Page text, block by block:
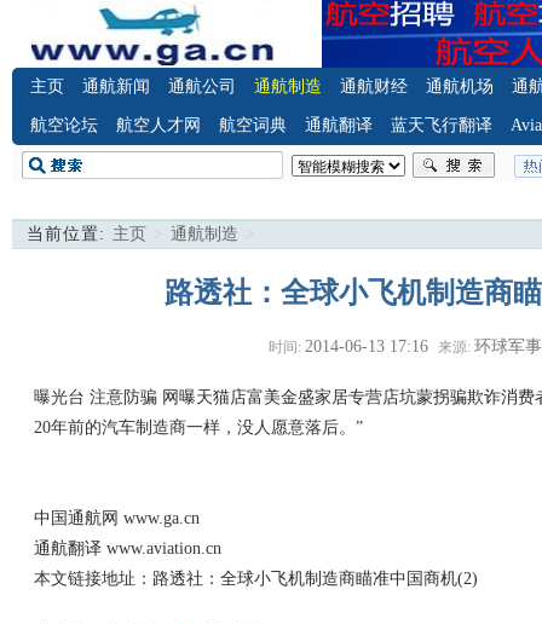
主页 通航新闻 通航公司 通航制造 通航财经 通航机场 通
航空论坛 航空人才网 航空词典 通航翻译 蓝天飞行翻译
当前位置: 主页 > 通航制造 >
路透社：全球小飞机制造商
时间: 2014-06-13 17:16 来源: 环球军
曝光台 注意防骗 网曝天猫店富美金盛家居专营店坑蒙拐骗欺诈消费
20年前的汽车制造商一样，没人愿意落后。 ”
中国通航网 www.ga.cn
通航翻译 www.aviation.cn
本文链接地址： 路透社：全球小飞机制造商瞄准中国商机(2)